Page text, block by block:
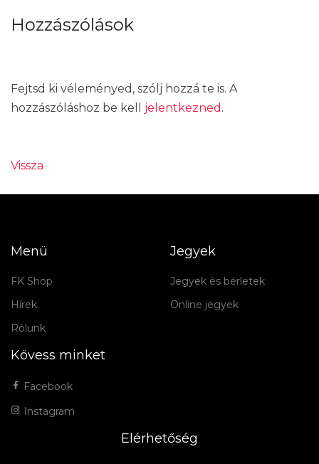
Hozzászólások
Fejtsd ki véleményed, szólj hozzá te is. A
hozzászóláshoz be kell jelentkezned .
Vissza
Menü
FK Shop
Hírek
Rólunk
Jegyek
Jegyek és bérletek
Online jegyek
Kövess minket
Facebook
Instagram
Elérhetőség